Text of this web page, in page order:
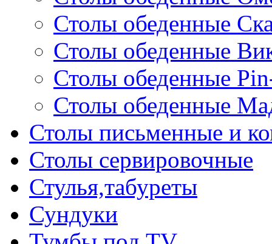
Столы обеденные
Столы обеденные
Столы обеденные
Столы обеденные
Столы письменные и
Столы сервировочные
Стулья,табуреты
Сундуки